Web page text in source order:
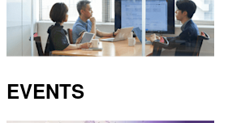
EVENTS